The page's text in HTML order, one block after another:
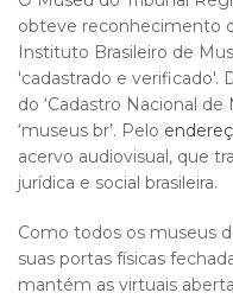
obteve reconhecimento
Instituto Brasileiro de
'cadastrado e verificado'.
do ‘Cadastro Nacional de
‘museus br’. Pelo
acervo audiovisual, que
jurídica e social brasileira.
Como todos os museus
suas portas físicas
mantém as virtuais